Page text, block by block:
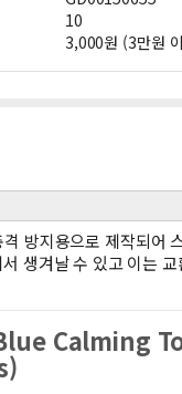
10
3,000원 (3만원
방지용으로 제작되어
생겨날 수 있고 이는 교
Calming